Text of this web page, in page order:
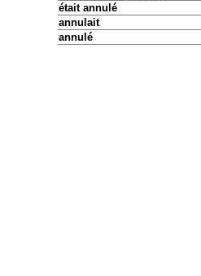
était annulé
annulait
annulé